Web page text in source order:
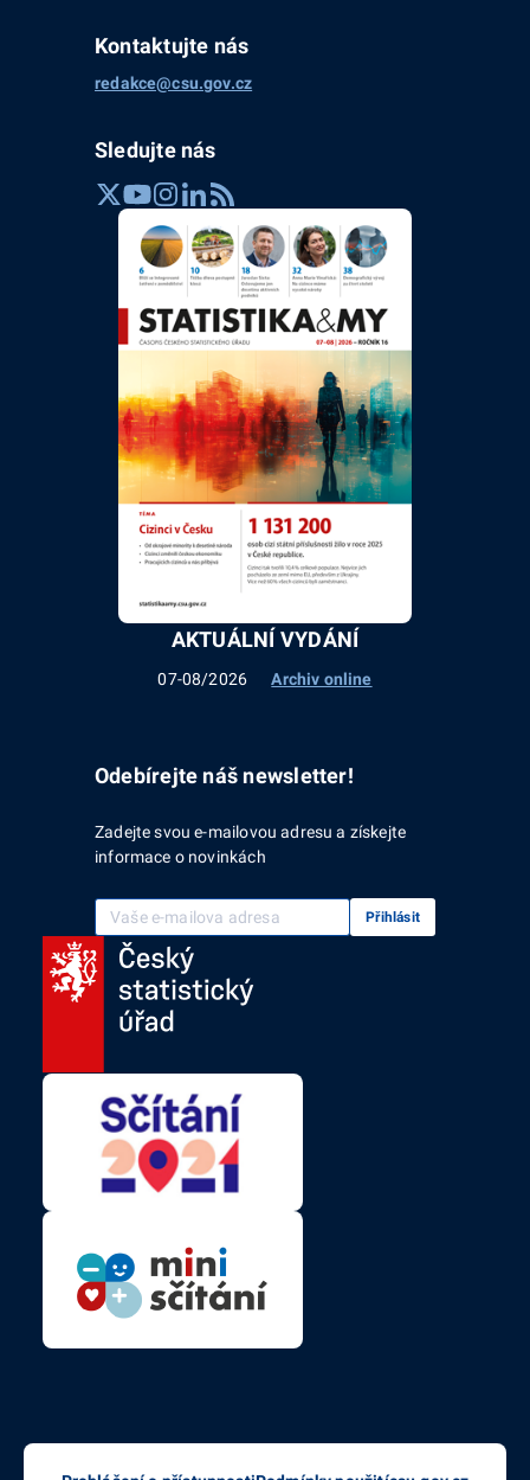
Kontaktujte nás
redakce@csu.gov.cz
Sledujte nás
AKTUÁLNÍ VYDÁNÍ
07-08/2026 Archiv online
Odebírejte náš newsletter!
Zadejte svou e-mailovou adresu a získejte
informace o novinkách
Vaše e-mailová adresa Přihlásit